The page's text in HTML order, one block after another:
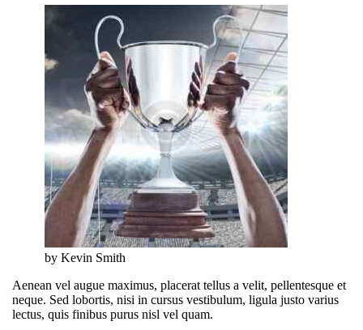
by Kevin Smith
Aenean vel augue maximus, placerat tellus a velit, pellentesque et
neque. Sed lobortis, nisi in cursus vestibulum, ligula justo varius
lectus, quis finibus purus nisl vel quam.